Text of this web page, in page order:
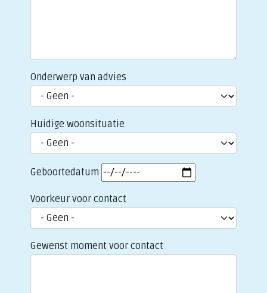
Onderwerp van advies
Huidige woonsituatie
Geboortedatum
Voorkeur voor contact
Gewenst moment voor contact